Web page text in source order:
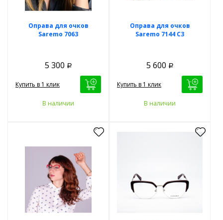
Оправа для очков
Saremo 7063
5 300 Р
Купить в 1 клик
В наличии
Оправа для очков
Saremo 7144 C3
5 600 Р
Купить в 1 клик
В наличии